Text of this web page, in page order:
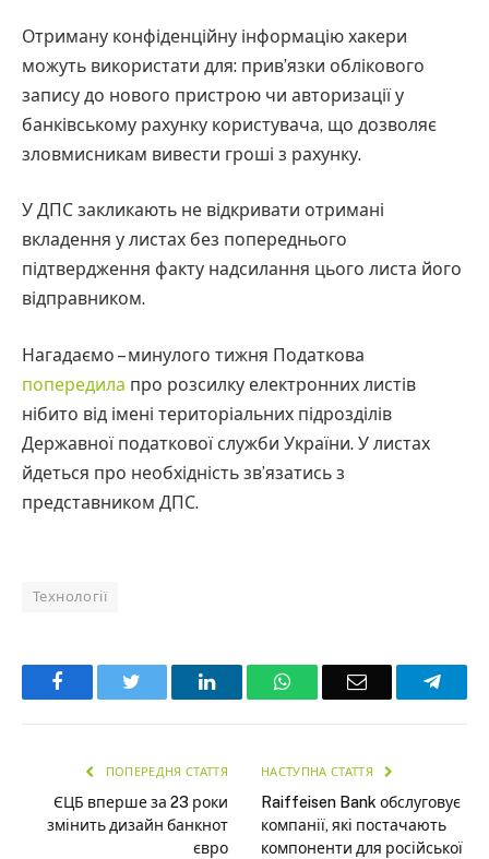
Отриману конфіденційну інформацію хакери
можуть використати для: прив’язки облікового
запису до нового пристрою чи авторизації у
банківському рахунку користувача, що дозволяє
зловмисникам вивести гроші з рахунку.
У ДПС закликають не відкривати отримані
вкладення у листах без попереднього
підтвердження факту надсилання цього листа його
відправником.
Нагадаємо – минулого тижня Податкова
попередила про розсилку електронних листів
нібито від імені територіальних підрозділів
Державної податкової служби України. У листах
йдеться про необхідність зв’язатись з
представником ДПС.
Технології
Facebook LinkedInWhatsAppEmail
ПОПЕРЕДНЯ СТАТТЯ
ЄЦБ вперше за 23 роки
змінить дизайн банкнот
євро
НАСТУПНА СТАТТЯ
Raiffeisen Bank обслуговує
компанії, які постачають
компоненти для російської